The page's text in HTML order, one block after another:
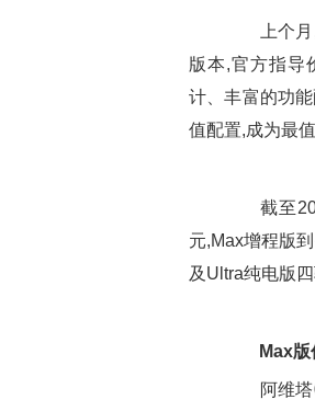
上个月,
版本,官方指导
计、丰富的功
值配置,成为最
截至
元,Max增程版
及Ultra纯电版
Max
阿维塔06